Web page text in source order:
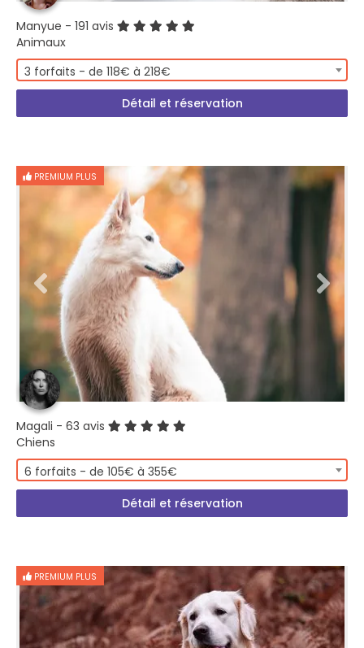
Manyue - 191 avis
Animaux
3 forfaits - de 118€ à 218€
Détail et réservation
PREMIUM PLUS
Magali - 63 avis
Chiens
6 forfaits - de 105€ à 355€
Détail et réservation
PREMIUM PLUS